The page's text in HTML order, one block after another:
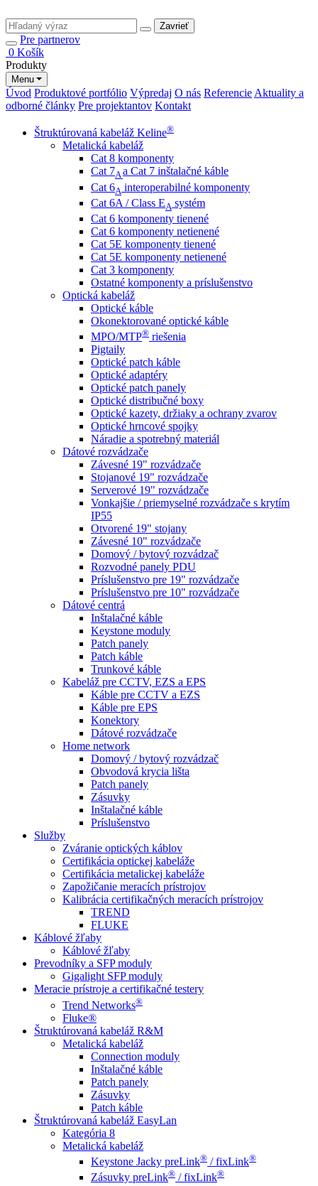
Zavrieť
Pre partnerov
0 Košík
Produkty
Menu
Úvod Produktové portfólio Výpredaj O nás Referencie Aktuality a
odborné články Pre projektantov Kontakt
Štruktúrovaná kabeláž Keline®
Metalická kabeláž
Cat 8 komponenty
Cat 7Aa Cat 7 inštalačné káble
Cat 6A interoperabilné komponenty
Cat 6A / Class EA systém
Cat 6 komponenty tienené
Cat 6 komponenty netienené
Cat 5E komponenty tienené
Cat 5E komponenty netienené
Cat 3 komponenty
Ostatné komponenty a príslušenstvo
Optická kabeláž
Optické káble
Okonektorované optické káble
MPO/MTP® ​ riešenia
Pigtaily
Optické patch káble
Optické adaptéry
Optické patch panely
Optické distribučné boxy
Optické kazety, držiaky a ochrany zvarov
Optické hrncové spojky
Náradie a spotrebný materiál
Dátové rozvádzače
Závesné 19" rozvádzače
Stojanové 19" rozvádzače
Serverové 19" rozvádzače
Vonkajšie / priemyselné rozvádzače s krytím
IP55
Otvorené 19" stojany
Závesné 10" rozvádzače
Domový / bytový rozvádzač
Rozvodné panely PDU
Príslušenstvo pre 19" rozvádzače
Príslušenstvo pre 10" rozvádzače
Dátové centrá
Inštalačné káble
Keystone moduly
Patch panely
Patch káble
Trunkové káble
Kabeláž pre CCTV, EZS a EPS
Káble pre CCTV a EZS
Káble pre EPS
Konektory
Dátové rozvádzače
Home network
Domový / bytový rozvádzač
Obvodová krycia lišta
Patch panely
Zásuvky
Inštalačné káble
Príslušenstvo
Služby
Zváranie optických káblov
Certifikácia optickej kabeláže
Certifikácia metalickej kabeláže
Zapožičanie meracích prístrojov
Kalibrácia certifikačných meracích prístrojov
TREND
FLUKE
Káblové žľaby
Káblové žľaby
Prevodníky a SFP moduly
Gigalight SFP moduly
Meracie prístroje a certifikačné testery
Trend Networks®
Fluke®
Štruktúrovaná kabeláž R&M
Metalická kabeláž
Connection moduly
Inštalačné káble
Patch panely
Zásuvky
Patch káble
Štruktúrovaná kabeláž EasyLan
Kategória 8
Metalická kabeláž
Keystone Jacky preLink® / fixLink®
Zásuvky preLink® / fixLink®